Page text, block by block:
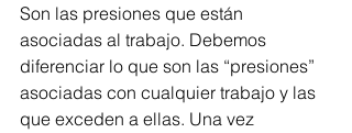
Son las presiones que están
asociadas al trabajo. Debemos
diferenciar lo que son las “presiones”
asociadas con cualquier trabajo y las
que exceden a ellas. Una vez